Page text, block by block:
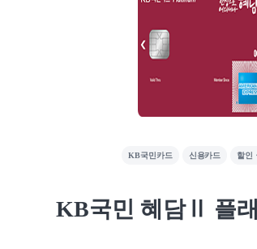
KB국민카드 신용카드 할인
KB국민 혜담Ⅱ 플